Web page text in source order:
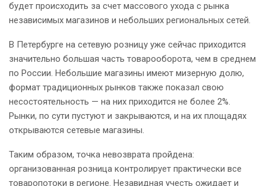
будет происходить за счет массового ухода с рынка
независимых магазинов и небольших региональных сетей.
В Петербурге на сетевую розницу уже сейчас приходится
значительно большая часть товарооборота, чем в среднем
по России. Небольшие магазины имеют мизерную долю,
формат традиционных рынков также показал свою
несостоятельность — на них приходится не более 2%.
Рынки, по сути пустуют и закрываются, и на их площадях
открываются сетевые магазины.
Таким образом, точка невозврата пройдена:
организованная розница контролирует практически все
товаропотоки в регионе. Незавидная учесть ожидает и